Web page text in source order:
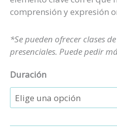
comprensión y expresión
*Se pueden ofrecer clases
presenciales. Puede pedir
Duración